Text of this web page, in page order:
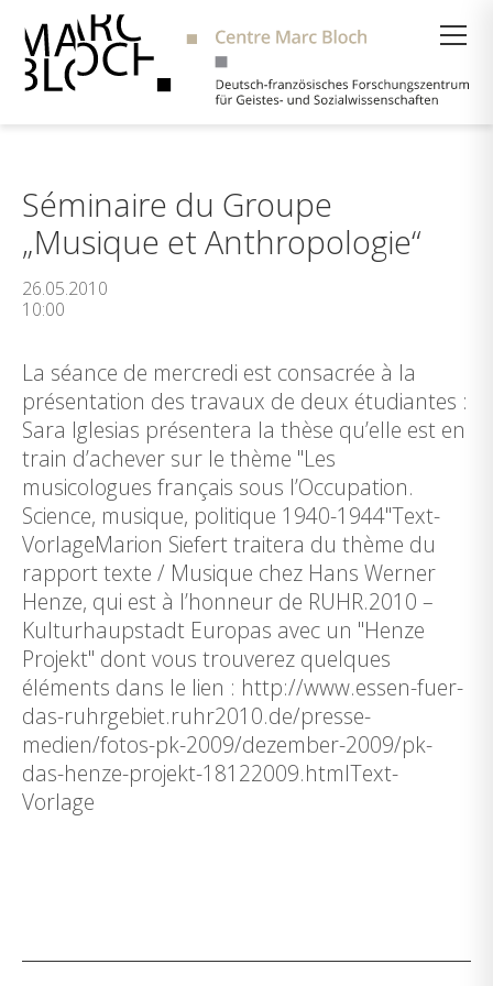
Séminaire du Groupe
„Musique et Anthropologie“
26.05.2010
10:00
La séance de mercredi est consacrée à la
présentation des travaux de deux étudiantes :
Sara Iglesias présentera la thèse qu’elle est en
train d’achever sur le thème "Les
musicologues français sous l’Occupation.
Science, musique, politique 1940-1944"Text-
VorlageMarion Siefert traitera du thème du
rapport texte / Musique chez Hans Werner
Henze, qui est à l’honneur de RUHR.2010 –
Kulturhaupstadt Europas avec un "Henze
Projekt" dont vous trouverez quelques
éléments dans le lien : http://www.essen-fuer-
das-ruhrgebiet.ruhr2010.de/presse-
medien/fotos-pk-2009/dezember-2009/pk-
das-henze-projekt-18122009.htmlText-
Vorlage